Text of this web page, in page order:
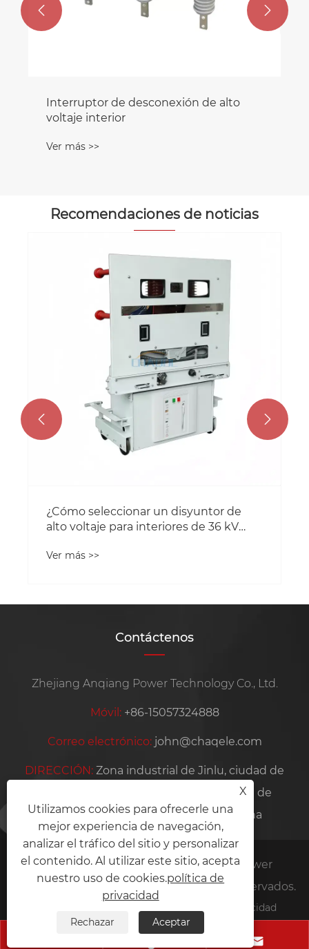
 
Recomendaciones de noticias
¿Cómo funciona un interruptor de
desconexión de alto voltaje para
Ver más >>
 
Contáctenos
Zhejiang Anqiang Power Technology Co., Ltd.
Móvil: +86-15057324888
Correo electrónico: john@chaqele.com
DIRECCIÓN: Zona industrial de Jinlu, ciudad de
Beibaixiang, ciudad de Yueqing, ciudad de
Wenzhou, provincia de Zhejiang, China
Copyright © 2026 Zhejiang Anqiang Power
Technology Co., Ltd. Todos los derechos reservados.
política de privacidad

X
Utilizamos cookies para ofrecerle una
mejor experiencia de navegación,
analizar el tráfico del sitio y personalizar
el contenido. Al utilizar este sitio, acepta
nuestro uso de cookies.política de
privacidad
Rechazar Aceptar